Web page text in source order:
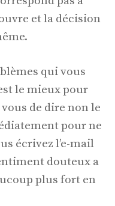
et la décision
qui vous
le mieux pour
de dire non le
pour ne
écrivez l’e-mail
douteux a
plus fort en